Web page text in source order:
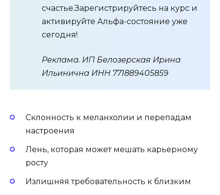
счастье.Зарегистрируйтесь на курс и
активируйте Альфа-состояние уже
сегодня!
Реклама. ИП Белозерская Ирина
Ильинична ИНН 771889405859
Склонность к меланхолии и перепадам
настроения
Лень, которая может мешать карьерному
росту
Излишняя требовательность к близким